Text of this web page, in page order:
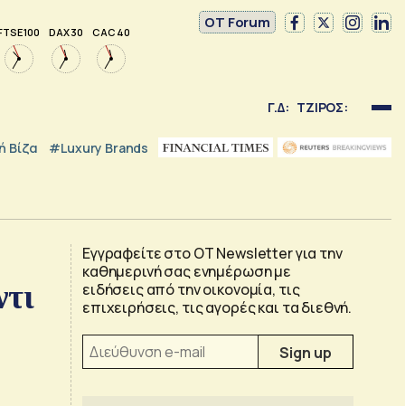
100 DAX 30 CAC 40
OT Forum
Γ.Δ: ΤΖΙΡΟΣ:
Βίζα #luxury Brands
Εγγραφείτε στο OT Newsletter για την
καθημερινή σας ενημέρωση με
ειδήσεις από την οικονομία, τις
επιχειρήσεις, τις αγορές και τα διεθνή.